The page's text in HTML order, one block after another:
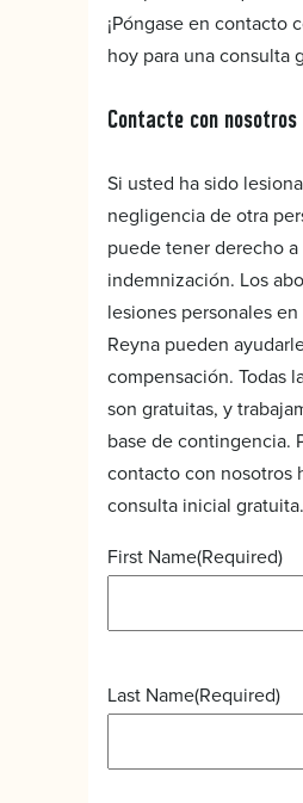
¡Póngase en contacto
hoy para una consulta
Contacte con nosotros
Si usted ha sido
negligencia de otra
puede tener derecho a
indemnización. Los
lesiones personales
Reyna pueden
compensación. Todas
son gratuitas, y
base de contingencia.
contacto con nosotros
consulta inicial gratuita.
First Name(Required)
Last Name(Required)